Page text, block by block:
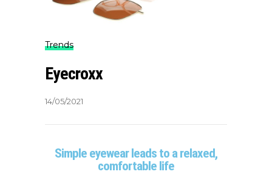
Trends
Eyecroxx
14/05/2021
Simple eyewear leads to a relaxed,
comfortable life